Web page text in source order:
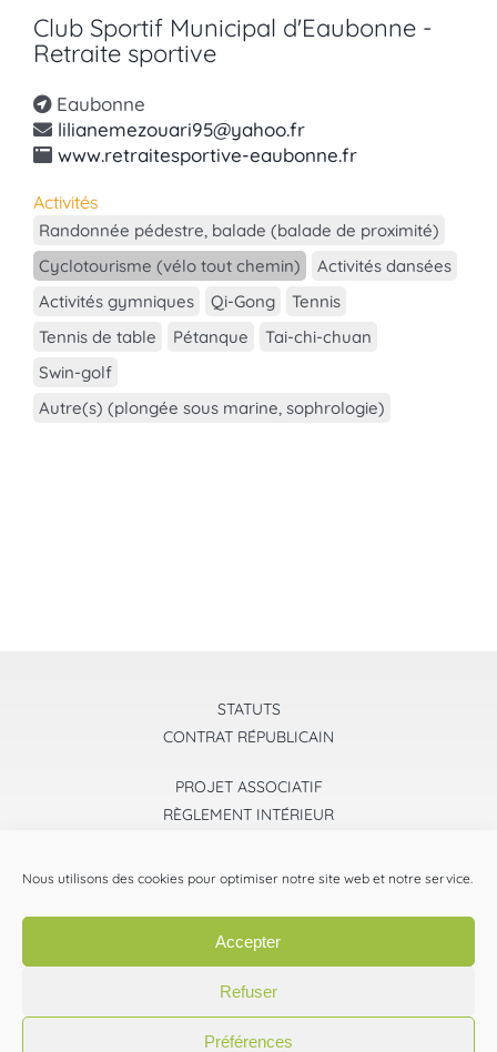
Nous utilisons des cookies pour optimiser notre site web et notre service.
Accepter
Refuser
Préférences
Club Sportif Municipal d'Eaubonne -
Retraite sportive
Eaubonne
lilianemezouari95@yahoo.fr
www.retraitesportive-eaubonne.fr
Activités
Randonnée pédestre, balade (balade de proximité)
Cyclotourisme (vélo tout chemin)
Activités dansées
Activités gymniques
Qi-Gong
Tennis
Tennis de table
Pétanque
Tai-chi-chuan
Swin-golf
Autre(s) (plongée sous marine, sophrologie)
STATUTS
CONTRAT RÉPUBLICAIN
PROJET ASSOCIATIF
RÈGLEMENT INTÉRIEUR
2022 20212020
ESPACE PRESSE
Mentions légales•Plan du site•Politique de Confidentialité•
Réalisation MKEY